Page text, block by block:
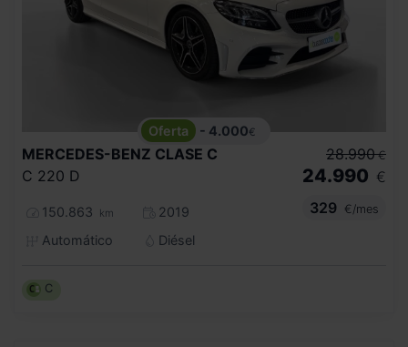
- 4.000€
MERCEDES-BENZ CLASE C
C 220 D
150.863 km
2019
Automático
Diésel
28.990 €
24.990 €
329
€/mes
C